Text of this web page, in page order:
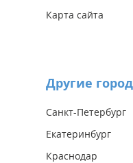
Карта сайта
Другие
Санкт-Петербург
Екатеринбург
Краснодар